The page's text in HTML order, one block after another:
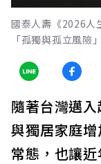
國泰人壽《2026人
「孤獨與孤立風險
隨著台灣邁
與獨居家庭
常態，也讓